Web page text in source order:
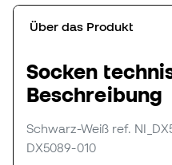
Über das Produkt
Socken
Beschreibung
Schwarz-Weiß ref.
DX5089-010